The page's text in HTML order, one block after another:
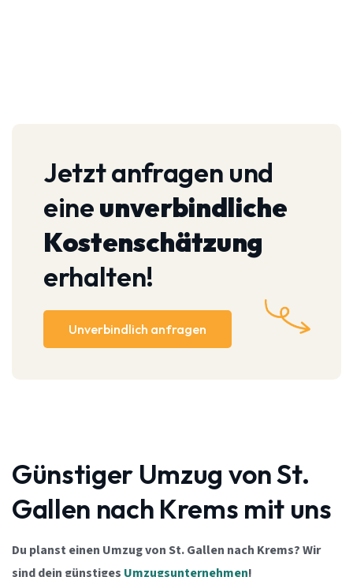
Jetzt anfragen und
eineunverbindliche
Kostenschätzung
erhalten!
Unverbindlich anfragen
Günstiger Umzug von St.
Gallen nach Krems mit uns
Du planst einen Umzug von St. Gallen nach Krems? Wir
sind dein günstiges Umzugsunternehmen!